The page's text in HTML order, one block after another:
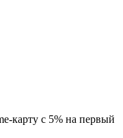
карту с 5% на первый